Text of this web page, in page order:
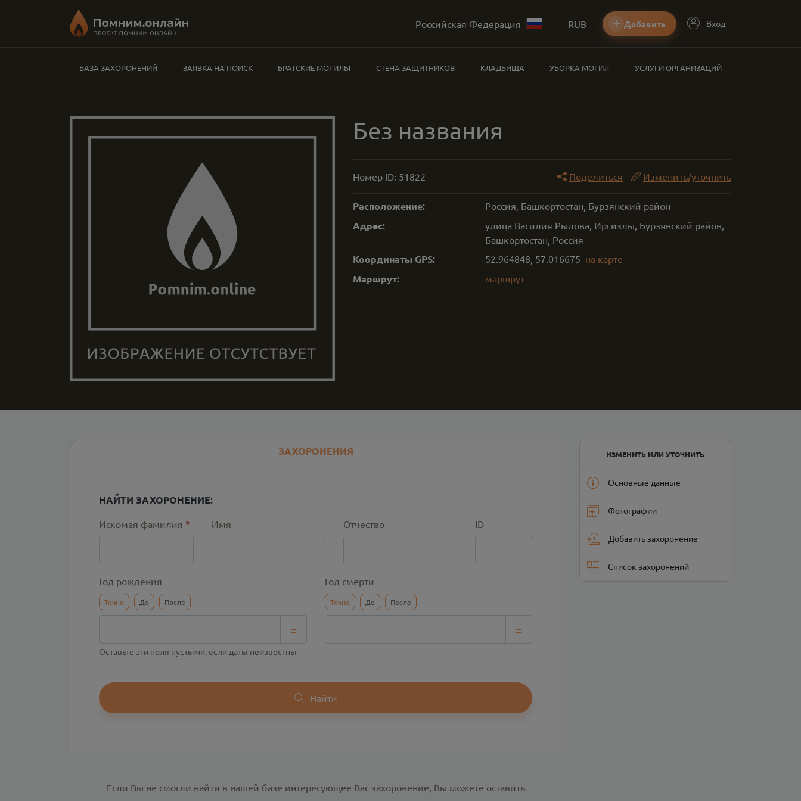
Российская Федерация RUB Добавить Вход
БАЗА ЗАХОРОНЕНИЙ ЗАЯВКА НА ПОИСК БРАТСКИЕ МОГИЛЫ СТЕНА ЗАЩИТНИКОВ КЛАДБИЩА УБОРКА МОГИЛ УСЛУГИ ОРГАНИЗАЦИЙ
Без названия
Номер ID: 51822 Поделиться Изменить/уточнить
Расположение: Россия, Башкортостан, Бурзянский район
Адрес:
улица Василия Рылова, Иргизлы, Бурзянский район,
Башкортостан, Россия
Координаты GPS: 52.964848, 57.016675 на карте
Маршрут: маршрут
ЗАХОРОНЕНИЯ
НАЙТИ ЗАХОРОНЕНИЕ:
Искомая фамилия * Имя Отчество ID
Год рождения
Точно До После
=
Год смерти
Точно До После
=
Оставьте эти поля пустыми, если даты неизвестны
Найти
Если Вы не смогли найти в нашей базе интересующее Вас захоронение, Вы можете оставить
ИЗМЕНИТЬ ИЛИ УТОЧНИТЬ
Основные данные
Фотографии
Добавить захоронение
Список захоронений